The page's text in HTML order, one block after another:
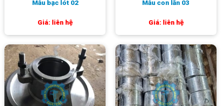
Mẫu bạc lót 02
Giá: liên hệ
Mẫu con lăn 03
Giá: liên hệ